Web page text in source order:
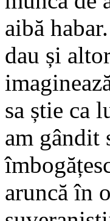
aibă
dau și
sa știe ca
am gândit
aruncă în